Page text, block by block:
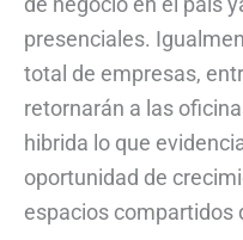
presenciales.
total de empresas,
retornarán a las
hibrida lo que
oportunidad de
espacios compartidos